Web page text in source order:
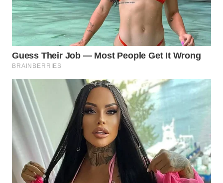
TAPANULI
TENGAH
SERDANG
WN
TEBING
TINGGI
WN
PAKPAK
WN
KARAWANG